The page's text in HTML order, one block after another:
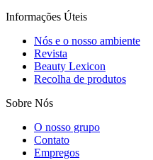
Informações Úteis
Nós e o nosso ambiente
Revista
Beauty Lexicon
Recolha de produtos
Sobre Nós
O nosso grupo
Contato
Empregos